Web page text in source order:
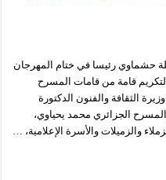
حشماوي رئيسا في ختام المهرجان
ال16 المرفوعة لتكريم قامة من قامات المسرح
الثقافة والفنون الدكتورة
الجزائري محمد يحياوي،
والزميلات والأسرة الإعلامية، …